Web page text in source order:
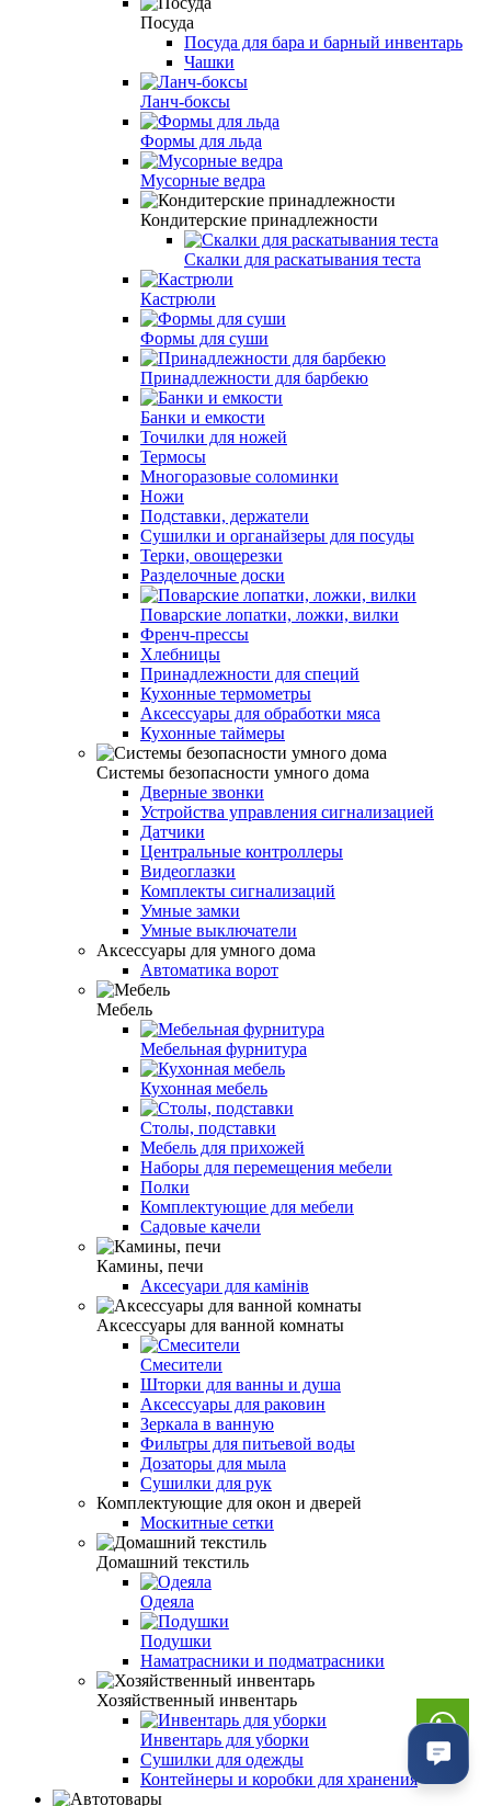
Посуда
Посуда для бара и барный инвентарь
Чашки
Ланч-боксы
Формы для льда
Мусорные ведра
Кондитерские принадлежности
Скалки для раскатывания теста
Кастрюли
Формы для суши
Принадлежности для барбекю
Банки и емкости
Точилки для ножей
Термосы
Многоразовые соломинки
Ножи
Подставки, держатели
Сушилки и органайзеры для посуды
Терки, овощерезки
Разделочные доски
Поварские лопатки, ложки, вилки
Френч-прессы
Хлебницы
Принадлежности для специй
Кухонные термометры
Аксессуары для обработки мяса
Кухонные таймеры
Системы безопасности умного дома
Дверные звонки
Устройства управления сигнализацией
Датчики
Центральные контроллеры
Видеоглазки
Комплекты сигнализаций
Умные замки
Умные выключатели
Аксессуары для умного дома
Автоматика ворот
Мебель
Мебельная фурнитура
Кухонная мебель
Столы, подставки
Мебель для прихожей
Наборы для перемещения мебели
Полки
Комплектующие для мебели
Садовые качели
Камины, печи
Аксесуари для камінів
Аксессуары для ванной комнаты
Смесители
Шторки для ванны и душа
Аксессуары для раковин
Зеркала в ванную
Фильтры для питьевой воды
Дозаторы для мыла
Сушилки для рук
Комплектующие для окон и дверей
Москитные сетки
Домашний текстиль
Одеяла
Подушки
Наматрасники и подматрасники
Хозяйственный инвентарь
Инвентарь для уборки
Сушилки для одежды
Контейнеры и коробки для хранения